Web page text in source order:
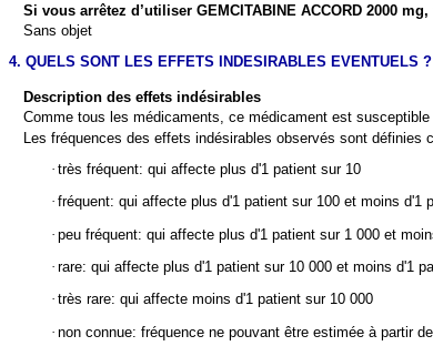
Si vous arrêtez d’utiliser GEMCITABINE ACCORD 2000
Sans objet
4. QUELS SONT LES EFFETS INDESIRABLES EVENTUELS ?
Description des effets indésirables
Comme tous les médicaments, ce médicament est
Les fréquences des effets indésirables observés sont définies
· très fréquent: qui affecte plus d'1 patient sur 10
· fréquent: qui affecte plus d'1 patient sur 100 et moins d'1
· peu fréquent: qui affecte plus d'1 patient sur 1 000 et
· rare: qui affecte plus d'1 patient sur 10 000 et moins d'1
· très rare: qui affecte moins d'1 patient sur 10 000
· non connue: fréquence ne pouvant être estimée à partir